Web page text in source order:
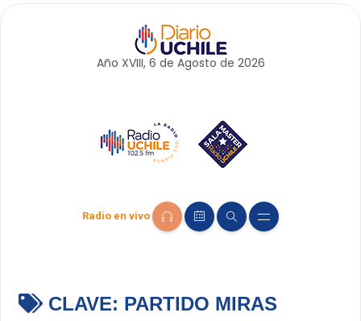
Año XVIII, 6 de Agosto de 2026
Radio en vivo
CLAVE: PARTIDO MIRAS